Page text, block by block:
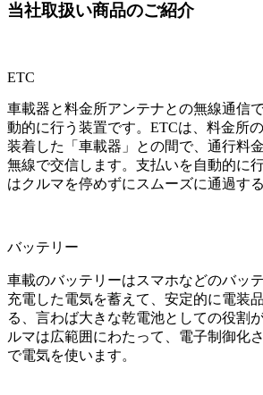
当社取扱い商品のご紹介
ETC
車載器と料金所アンテナとの無線通信
動的に行う装置です。ETCは、料金所
装着した「車載器」との間で、通行料
無線で交信します。支払いを自動的に
はクルマを停めずにスムーズに通過す
バッテリー
車載のバッテリーはスマホなどのバッ
充電した電気を蓄えて、安定的に電装
る、言わば大きな乾電池としての役割
ルマは広範囲にわたって、電子制御化
で電気を使います。